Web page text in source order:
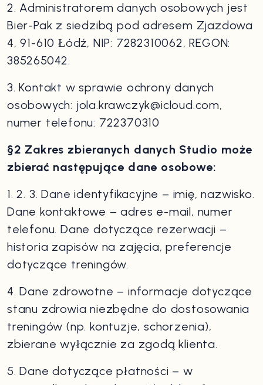
2. Administratorem danych osobowych jest
Bier-Pak z siedzibą pod adresem Zjazdowa
4, 91-610 Łódź, NIP: 7282310062, REGON:
385265042.
3. Kontakt w sprawie ochrony danych
osobowych: jola.krawczyk@icloud.com,
numer telefonu: 722370310
§2 Zakres zbieranych danych Studio może
zbierać następujące dane osobowe:
1. 2. 3. Dane identyfikacyjne – imię, nazwisko.
Dane kontaktowe – adres e-mail, numer
telefonu. Dane dotyczące rezerwacji –
historia zapisów na zajęcia, preferencje
dotyczące treningów.
4. Dane zdrowotne – informacje dotyczące
stanu zdrowia niezbędne do dostosowania
treningów (np. kontuzje, schorzenia),
zbierane wyłącznie za zgodą klienta.
5. Dane dotyczące płatności – w